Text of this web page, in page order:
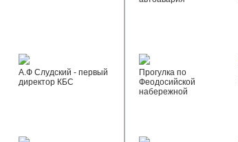
А.Ф Слудский - первый
директор КБС
Прогулка по
Феодосийской
набережной